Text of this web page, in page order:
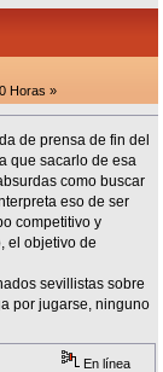
Horas »
de prensa de fin del
que sacarlo de esa
como buscar
eso de ser
competitivo y
el objetivo de
sevillistas sobre
por jugarse, ninguno
En línea